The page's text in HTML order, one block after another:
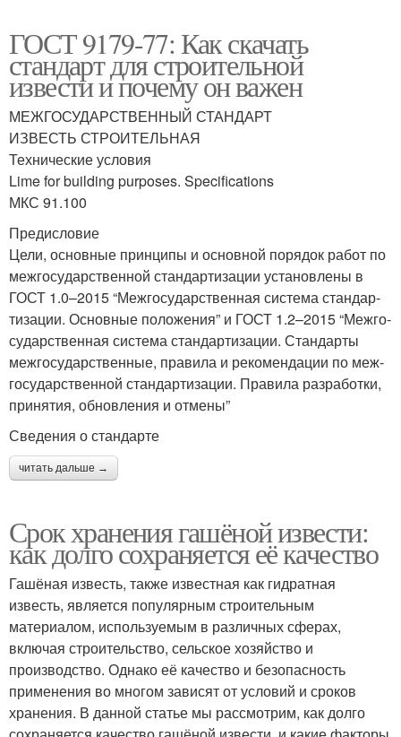
ГОСТ 9179-77: Как скачать
стандарт для строительной
извести и почему он важен
МЕЖГОСУДАРСТВЕННЫЙ СТАНДАРТ
ИЗВЕСТЬ СТРОИТЕЛЬНАЯ
Тех­ни­че­ские условия
Lime for building purposes. Specifications
МКС 91.100
Пре­ди­сло­вие
Цели, основ­ные прин­ци­пы и основ­ной поря­док работ по
меж­го­су­дар­ствен­ной стан­дар­ти­за­ции уста­нов­ле­ны в
ГОСТ 1.0–2015 “Меж­го­су­дар­ствен­ная систе­ма стан­дар­
ти­за­ции. Основ­ные поло­же­ния” и ГОСТ 1.2–2015 “Меж­го­
су­дар­ствен­ная систе­ма стан­дар­ти­за­ции. Стан­дар­ты
меж­го­су­дар­ствен­ные, пра­ви­ла и реко­мен­да­ции по меж­
го­су­дар­ствен­ной стан­дар­ти­за­ции. Пра­ви­ла раз­ра­бот­ки,
при­ня­тия, обнов­ле­ния и отмены”
Све­де­ния о стандарте
читать дальше →
Срок хранения гашёной извести:
как долго сохраняется её качество
Гашёная известь, также известная как гидратная
известь, является популярным строительным
материалом, используемым в различных сферах,
включая строительство, сельское хозяйство и
производство. Однако её качество и безопасность
применения во многом зависят от условий и сроков
хранения. В данной статье мы рассмотрим, как долго